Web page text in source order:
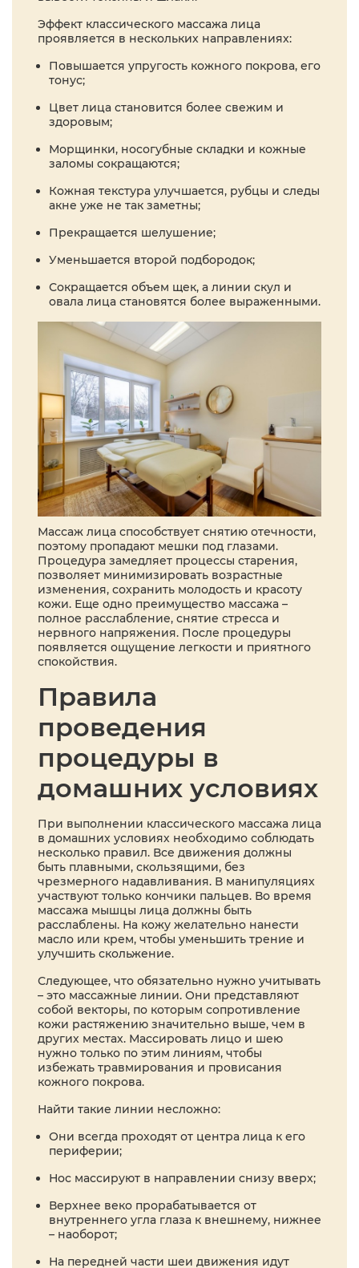
Эффект классического массажа лица
проявляется в нескольких направлениях:
Повышается упругость кожного покрова, его
тонус;
Цвет лица становится более свежим и
здоровым;
Морщинки, носогубные складки и кожные
заломы сокращаются;
Кожная текстура улучшается, рубцы и следы
акне уже не так заметны;
Прекращается шелушение;
Уменьшается второй подбородок;
Сокращается объем щек, а линии скул и
овала лица становятся более выраженными.
Массаж лица способствует снятию отечности,
поэтому пропадают мешки под глазами.
Процедура замедляет процессы старения,
позволяет минимизировать возрастные
изменения, сохранить молодость и красоту
кожи. Еще одно преимущество массажа –
полное расслабление, снятие стресса и
нервного напряжения. После процедуры
появляется ощущение легкости и приятного
спокойствия.
Правила
проведения
процедуры в
домашних условиях
При выполнении классического массажа лица
в домашних условиях необходимо соблюдать
несколько правил. Все движения должны
быть плавными, скользящими, без
чрезмерного надавливания. В манипуляциях
участвуют только кончики пальцев. Во время
массажа мышцы лица должны быть
расслаблены. На кожу желательно нанести
масло или крем, чтобы уменьшить трение и
улучшить скольжение.
Следующее, что обязательно нужно учитывать
– это массажные линии. Они представляют
собой векторы, по которым сопротивление
кожи растяжению значительно выше, чем в
других местах. Массировать лицо и шею
нужно только по этим линиям, чтобы
избежать травмирования и провисания
кожного покрова.
Найти такие линии несложно:
Они всегда проходят от центра лица к его
периферии;
Нос массируют в направлении снизу вверх;
Верхнее веко прорабатывается от
внутреннего угла глаза к внешнему, нижнее
– наоборот;
На передней части шеи движения идут